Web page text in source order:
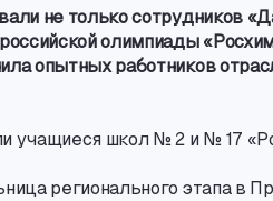
не только сотрудников
олимпиады
опытных работников
учащиеся школ № 2 и № 17
регионального этапа в